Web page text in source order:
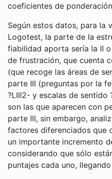
coeficientes de
Según estos datos, para la
Logotest, la parte de la
fiabilidad aporta sería la II
de frustración, que cuenta
(que recoge las áreas de
parte III (preguntas por la
?LIII2- y escalas de sentido
son las que aparecen con
parte III, sin embargo,
factores diferenciados que
un importante incremento
considerando que sólo
puntajes cada uno,